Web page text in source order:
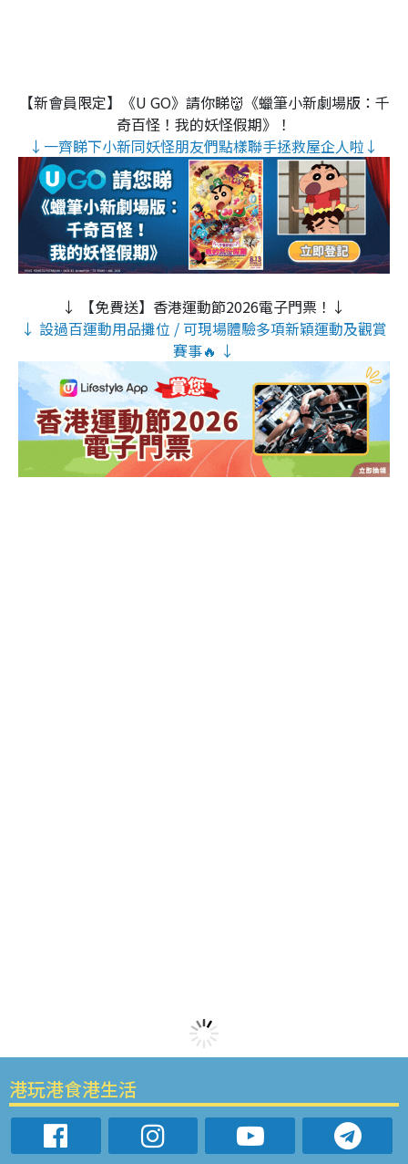
【新會員限定】《U GO》請你睇👹《蠟筆小新劇場版：千
奇百怪！我的妖怪假期》！
↓一齊睇下小新同妖怪朋友們點樣聯手拯救屋企人啦↓
↓ 【免費送】香港運動節2026電子門票！↓
↓ 設過百運動用品攤位 / 可現場體驗多項新穎運動及觀賞
賽事🔥 ↓
港玩港食港生活